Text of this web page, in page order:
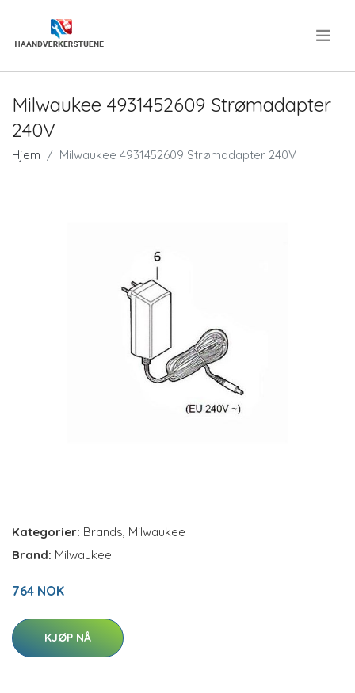
Milwaukee 4931452609 Strømadapter
240V
Hjem Milwaukee 4931452609 Strømadapter 240V
Kategorier: Brands, Milwaukee
Brand: Milwaukee
764 NOK
KJØP NÅ